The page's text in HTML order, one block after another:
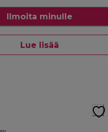
Ilmoita minulle
Lue lisää